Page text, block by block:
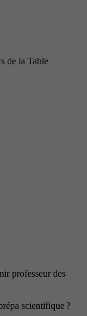
de la Table
professeur des
scientifique ?